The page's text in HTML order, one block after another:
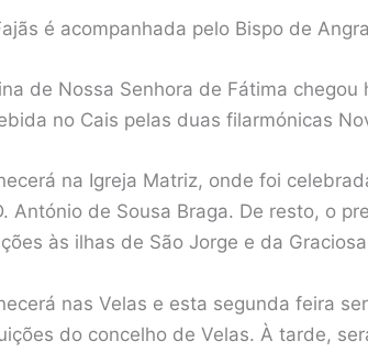
é acompanhada pelo Bispo de Angra
de Nossa Senhora de Fátima
no Cais pelas duas filarmónicas
na Igreja Matriz, onde foi
António de Sousa Braga. De resto, o
às ilhas de São Jorge e da
nas Velas e esta segunda feira
do concelho de Velas. À tarde,